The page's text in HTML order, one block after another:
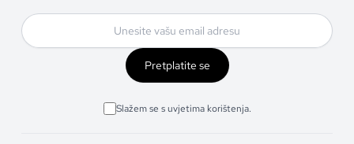
Pretplatite se
Slažem se s uvjetima korištenja.